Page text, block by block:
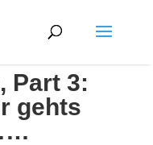
Part 3:
gehts